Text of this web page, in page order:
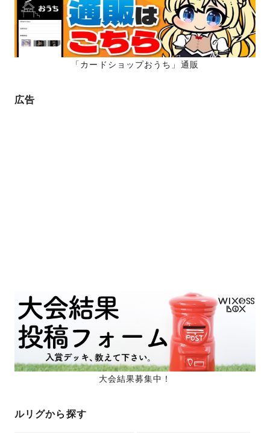
ジ
送
り
「カードショップおうち」通販
広告
大会結果募集中！
ルリグから探す